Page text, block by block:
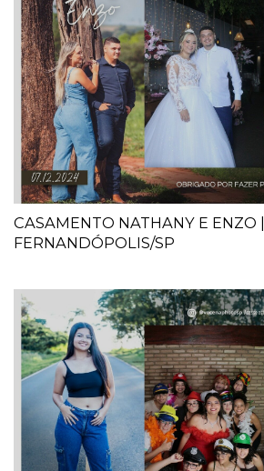
CASAMENTO NATHANY E ENZO |
FERNANDÓPOLIS/SP